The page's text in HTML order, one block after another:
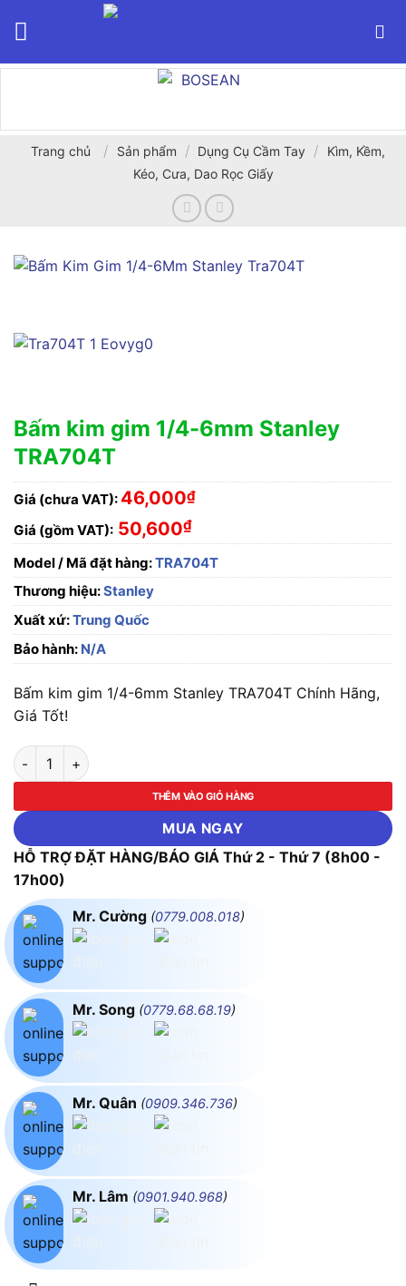
Trang chủ / Sản phẩm / Dụng Cụ Cầm Tay /
Kìm, Kềm,
Kéo, Cưa, Dao Rọc Giấy
Bấm kim gim 1/4-6mm Stanley
TRA704T
Giá (chưa VAT): 46,000₫
Giá (gồm VAT): 50,600₫
Model / Mã đặt hàng:TRA704T
Thương hiệu:Stanley
Xuất xứ:Trung Quốc
Bảo hành: N/A
Bấm kim gim 1/4-6mm Stanley TRA704T Chính Hãng,
Giá Tốt!
Bấm kim gim 1/4-6mm Stanley TRA704T số lượng
THÊM VÀO GIỎ HÀNG
MUA NGAY
HỖ TRỢ ĐẶT HÀNG/BÁO GIÁ Thứ 2 - Thứ 7 (8h00 -
17h00)
Mr. Cường (0779.008.018)
Mr. Song (0779.68.68.19)
Mr. Quân (0909.346.736)
Mr. Lâm (0901.940.968)